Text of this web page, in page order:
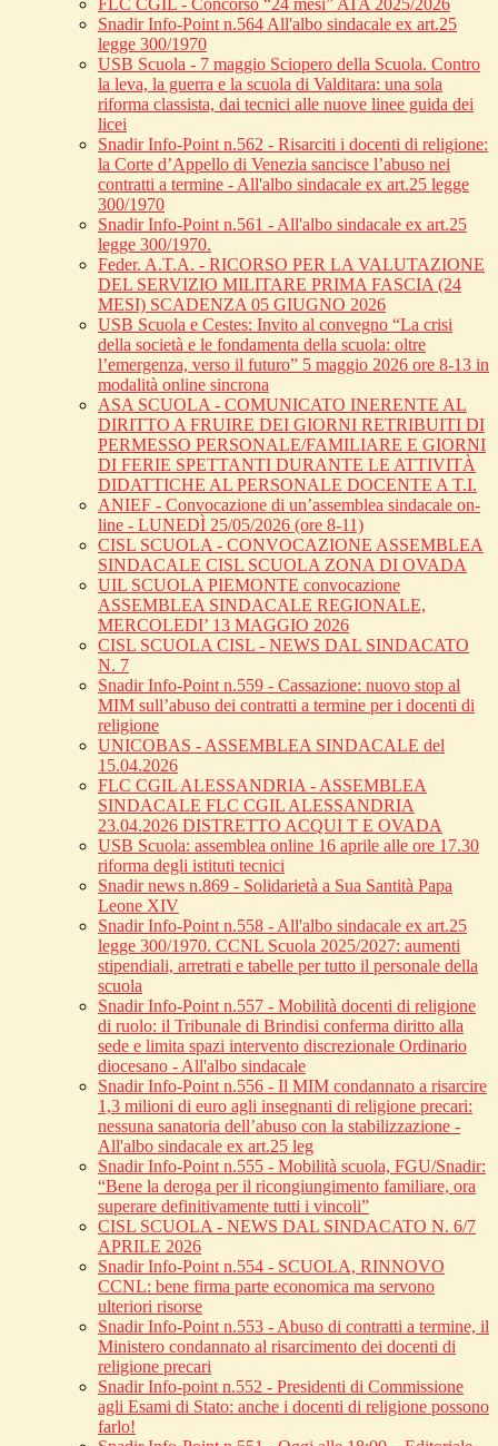
FLC CGIL - Concorso “24 mesi” ATA 2025/2026
Snadir Info-Point n.564 All'albo sindacale ex art.25
legge 300/1970
USB Scuola - 7 maggio Sciopero della Scuola. Contro
la leva, la guerra e la scuola di Valditara: una sola
riforma classista, dai tecnici alle nuove linee guida dei
licei
Snadir Info-Point n.562 - Risarciti i docenti di religione:
la Corte d’Appello di Venezia sancisce l’abuso nei
contratti a termine - All'albo sindacale ex art.25 legge
300/1970
Snadir Info-Point n.561 - All'albo sindacale ex art.25
legge 300/1970.
Feder. A.T.A. - RICORSO PER LA VALUTAZIONE
DEL SERVIZIO MILITARE PRIMA FASCIA (24
MESI) SCADENZA 05 GIUGNO 2026
USB Scuola e Cestes: Invito al convegno “La crisi
della società e le fondamenta della scuola: oltre
l’emergenza, verso il futuro” 5 maggio 2026 ore 8-13 in
modalità online sincrona
ASA SCUOLA - COMUNICATO INERENTE AL
DIRITTO A FRUIRE DEI GIORNI RETRIBUITI DI
PERMESSO PERSONALE/FAMILIARE E GIORNI
DI FERIE SPETTANTI DURANTE LE ATTIVITÀ
DIDATTICHE AL PERSONALE DOCENTE A T.I.
ANIEF - Convocazione di un’assemblea sindacale on-
line - LUNEDÌ 25/05/2026 (ore 8-11)
CISL SCUOLA - CONVOCAZIONE ASSEMBLEA
SINDACALE CISL SCUOLA ZONA DI OVADA
UIL SCUOLA PIEMONTE convocazione
ASSEMBLEA SINDACALE REGIONALE,
MERCOLEDI’ 13 MAGGIO 2026
CISL SCUOLA CISL - NEWS DAL SINDACATO
N. 7
Snadir Info-Point n.559 - Cassazione: nuovo stop al
MIM sull’abuso dei contratti a termine per i docenti di
religione
UNICOBAS - ASSEMBLEA SINDACALE del
15.04.2026
FLC CGIL ALESSANDRIA - ASSEMBLEA
SINDACALE FLC CGIL ALESSANDRIA
23.04.2026 DISTRETTO ACQUI T E OVADA
USB Scuola: assemblea online 16 aprile alle ore 17.30
riforma degli istituti tecnici
Snadir news n.869 - Solidarietà a Sua Santità Papa
Leone XIV
Snadir Info-Point n.558 - All'albo sindacale ex art.25
legge 300/1970. CCNL Scuola 2025/2027: aumenti
stipendiali, arretrati e tabelle per tutto il personale della
scuola
Snadir Info-Point n.557 - Mobilità docenti di religione
di ruolo: il Tribunale di Brindisi conferma diritto alla
sede e limita spazi intervento discrezionale Ordinario
diocesano - All'albo sindacale
Snadir Info-Point n.556 - Il MIM condannato a risarcire
1,3 milioni di euro agli insegnanti di religione precari:
nessuna sanatoria dell’abuso con la stabilizzazione -
All'albo sindacale ex art.25 leg
Snadir Info-Point n.555 - Mobilità scuola, FGU/Snadir:
“Bene la deroga per il ricongiungimento familiare, ora
superare definitivamente tutti i vincoli”
CISL SCUOLA - NEWS DAL SINDACATO N. 6/7
APRILE 2026
Snadir Info-Point n.554 - SCUOLA, RINNOVO
CCNL: bene firma parte economica ma servono
ulteriori risorse
Snadir Info-Point n.553 - Abuso di contratti a termine, il
Ministero condannato al risarcimento dei docenti di
religione precari
Snadir Info-point n.552 - Presidenti di Commissione
agli Esami di Stato: anche i docenti di religione possono
farlo!